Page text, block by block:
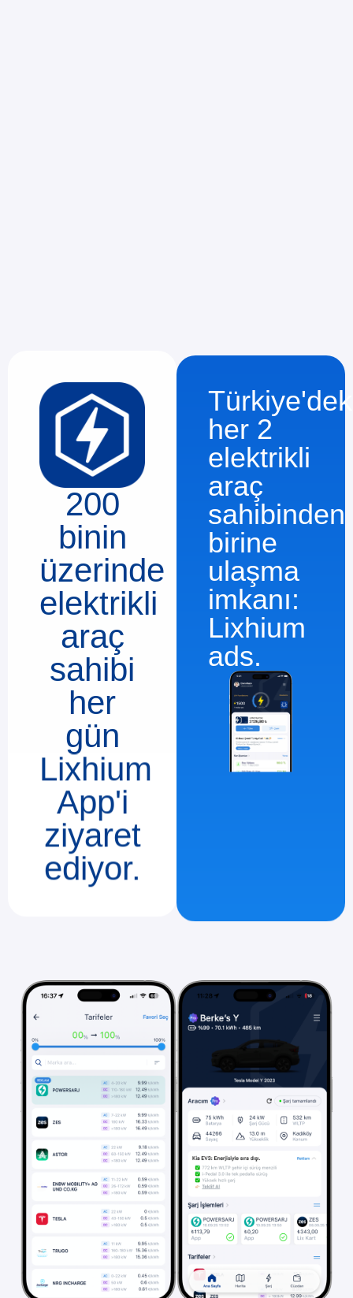
200
binin
üzerinde
elektrikli
araç
sahibi
her
gün
Lixhium
App'i
ziyaret
ediyor.
her 2
elektrikli
araç
sahibinden
birine
ulaşma
imkanı:
Lixhium
ads.